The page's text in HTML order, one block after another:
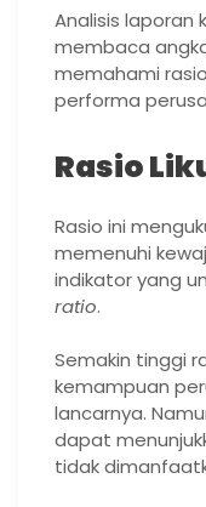
Analisis laporan
membaca
memahami
performa
Rasio
Rasio ini
memenuhi
indikator yang
ratio.
Semakin tinggi
kemampuan
lancarnya.
dapat
tidak